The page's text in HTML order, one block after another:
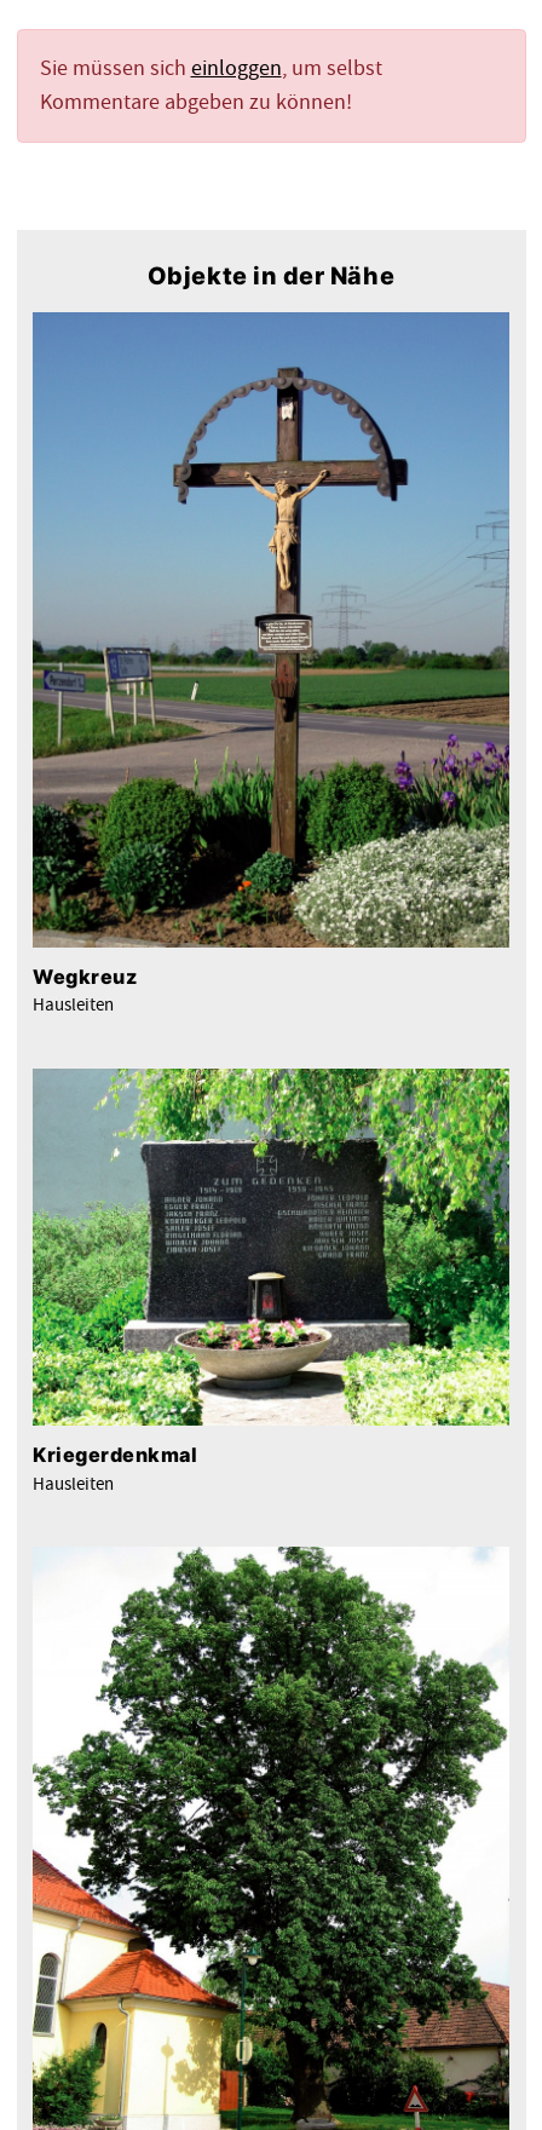
Sie müssen sich einloggen, um selbst
Kommentare abgeben zu können!
Objekte in der Nähe
Wegkreuz
Hausleiten
Kriegerdenkmal
Hausleiten